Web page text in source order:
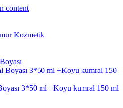
content
3*50 ml +Koyu kumral 150 ml